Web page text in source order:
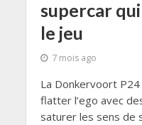
supercar
le jeu
7 mois ago
La Donkervoort P24
flatter l’ego avec
saturer les sens de